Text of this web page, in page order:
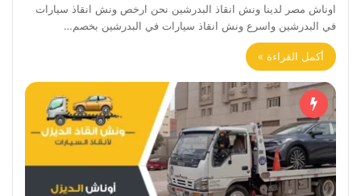
اوناش مصر لدينا ونش انقاذ البدرشين نحن ارخص ونش انقاذ سيارات
في البدرشين واسرع ونش انقاذ سيارات في البدرشين بخصم…
أكمل القراءة »